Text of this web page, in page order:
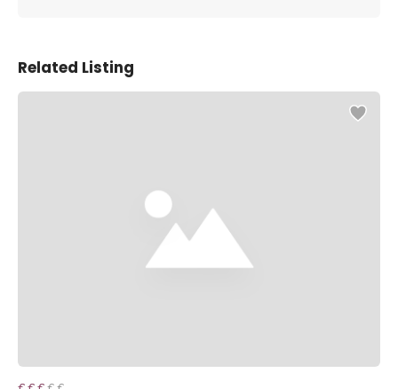
Related Listing